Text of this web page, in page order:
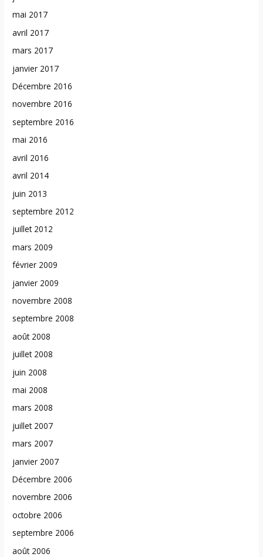
mai 2017
avril 2017
mars 2017
janvier 2017
Décembre 2016
novembre 2016
septembre 2016
mai 2016
avril 2016
avril 2014
juin 2013
septembre 2012
juillet 2012
mars 2009
février 2009
janvier 2009
novembre 2008
septembre 2008
août 2008
juillet 2008
juin 2008
mai 2008
mars 2008
juillet 2007
mars 2007
janvier 2007
Décembre 2006
novembre 2006
octobre 2006
septembre 2006
août 2006